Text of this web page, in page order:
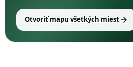
Otvoriť mapu všetkých miestarrow_forward